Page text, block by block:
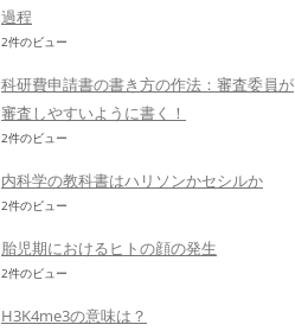
過程
2件のビュー
科研費申請書の書き方の作法：審査委員が
審査しやすいように書く！
2件のビュー
内科学の教科書はハリソンかセシルか
2件のビュー
胎児期におけるヒトの顔の発生
2件のビュー
H3K4me3の意味は？